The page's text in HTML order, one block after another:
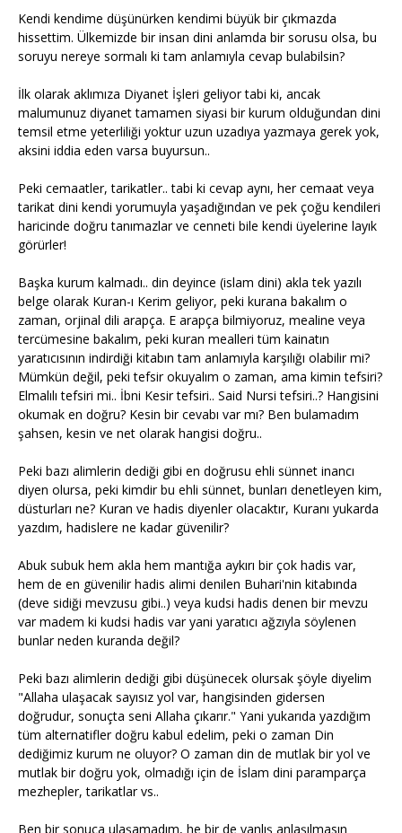
Kendi kendime düşünürken kendimi büyük bir çıkmazda
hissettim. Ülkemizde bir insan dini anlamda bir sorusu olsa, bu
soruyu nereye sormalı ki tam anlamıyla cevap bulabilsin?
İlk olarak aklımıza Diyanet İşleri geliyor tabi ki, ancak
malumunuz diyanet tamamen siyasi bir kurum olduğundan dini
temsil etme yeterliliği yoktur uzun uzadıya yazmaya gerek yok,
aksini iddia eden varsa buyursun..
Peki cemaatler, tarikatler.. tabi ki cevap aynı, her cemaat veya
tarikat dini kendi yorumuyla yaşadığından ve pek çoğu kendileri
haricinde doğru tanımazlar ve cenneti bile kendi üyelerine layık
görürler!
Başka kurum kalmadı.. din deyince (islam dini) akla tek yazılı
belge olarak Kuran-ı Kerim geliyor, peki kurana bakalım o
zaman, orjinal dili arapça. E arapça bilmiyoruz, mealine veya
tercümesine bakalım, peki kuran mealleri tüm kainatın
yaratıcısının indirdiği kitabın tam anlamıyla karşılığı olabilir mi?
Mümkün değil, peki tefsir okuyalım o zaman, ama kimin tefsiri?
Elmalılı tefsiri mi.. İbni Kesir tefsiri.. Said Nursi tefsiri..? Hangisini
okumak en doğru? Kesin bir cevabı var mı? Ben bulamadım
şahsen, kesin ve net olarak hangisi doğru..
Peki bazı alimlerin dediği gibi en doğrusu ehli sünnet inancı
diyen olursa, peki kimdir bu ehli sünnet, bunları denetleyen kim,
düsturları ne? Kuran ve hadis diyenler olacaktır, Kuranı yukarda
yazdım, hadislere ne kadar güvenilir?
Abuk subuk hem akla hem mantığa aykırı bir çok hadis var,
hem de en güvenilir hadis alimi denilen Buhari'nin kitabında
(deve sidiği mevzusu gibi..) veya kudsi hadis denen bir mevzu
var madem ki kudsi hadis var yani yaratıcı ağzıyla söylenen
bunlar neden kuranda değil?
Peki bazı alimlerin dediği gibi düşünecek olursak şöyle diyelim
"Allaha ulaşacak sayısız yol var, hangisinden gidersen
doğrudur, sonuçta seni Allaha çıkarır." Yani yukarıda yazdığım
tüm alternatifler doğru kabul edelim, peki o zaman Din
dediğimiz kurum ne oluyor? O zaman din de mutlak bir yol ve
mutlak bir doğru yok, olmadığı için de İslam dini paramparça
mezhepler, tarikatlar vs..
Ben bir sonuca ulaşamadım, he bir de yanlış anlaşılmasın